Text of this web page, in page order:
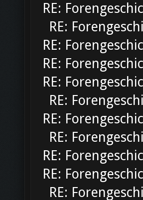
RE:
RE:
RE:
RE:
RE:
RE:
RE:
RE:
RE:
RE:
RE: